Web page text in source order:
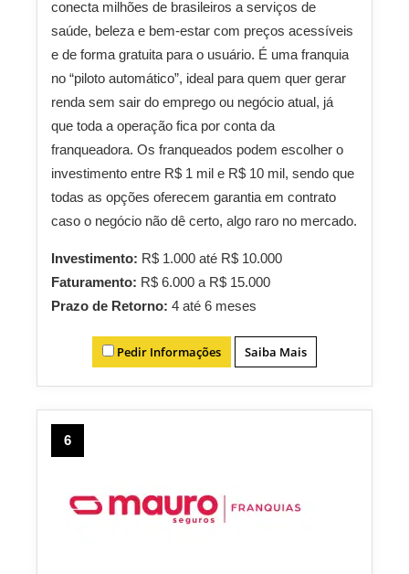
conecta milhões de brasileiros a serviços de
saúde, beleza e bem-estar com preços acessíveis
e de forma gratuita para o usuário. É uma franquia
no “piloto automático”, ideal para quem quer gerar
renda sem sair do emprego ou negócio atual, já
que toda a operação fica por conta da
franqueadora. Os franqueados podem escolher o
investimento entre R$ 1 mil e R$ 10 mil, sendo que
todas as opções oferecem garantia em contrato
caso o negócio não dê certo, algo raro no mercado.
Investimento: R$ 1.000 até R$ 10.000
Faturamento: R$ 6.000 a R$ 15.000
Prazo de Retorno: 4 até 6 meses
Pedir Informações Saiba Mais
6